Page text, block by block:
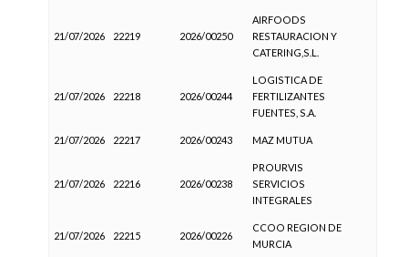
21/07/2026 22219 2026/00250
AIRFOODS
RESTAURACION Y
CATERING,S.L.
21/07/2026 22218 2026/00244
LOGISTICA DE
FERTILIZANTES
FUENTES, S.A.
21/07/2026 22217 2026/00243 MAZ MUTUA
21/07/2026 22216 2026/00238
PROURVIS
SERVICIOS
INTEGRALES
21/07/2026 22215 2026/00226
CCOO REGION DE
MURCIA